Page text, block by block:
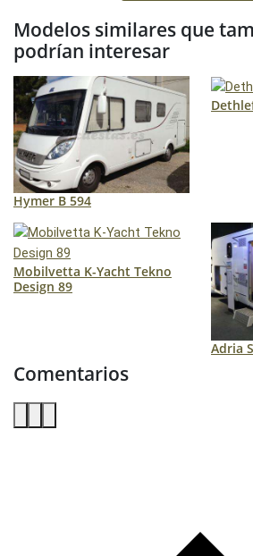
Modelos similares que
podrían interesar
Hymer B 594
Mobilvetta K-Yacht Tekno
Design 89
Adria
Comentarios